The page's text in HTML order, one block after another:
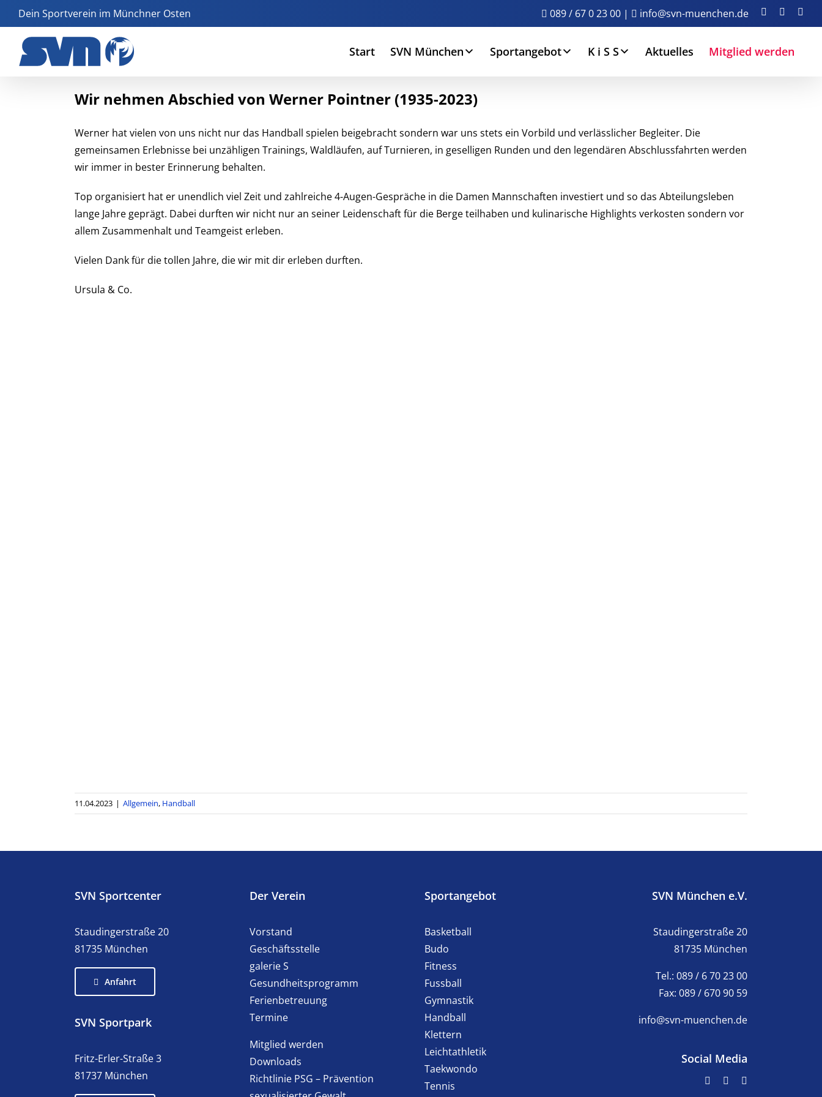
Zum
Inhalt
springen
Dein Sportverein im Münchner Osten 089 / 67 0 23 00 | info@svn-muenchen.de FacebookInstagram
Start SVN München Sportangebot K i S S Aktuelles Mitglied werden
Wir nehmen Abschied von Werner Pointner (1935-2023)
Werner hat vielen von uns nicht nur das Handball spielen beigebracht sondern war uns stets ein Vorbild und verlässlicher Begleiter. Die
gemeinsamen Erlebnisse bei unzähligen Trainings, Waldläufen, auf Turnieren, in geselligen Runden und den legendären Abschlussfahrten werden
wir immer in bester Erinnerung behalten.
Top organisiert hat er unendlich viel Zeit und zahlreiche 4-Augen-Gespräche in die Damen Mannschaften investiert und so das Abteilungsleben
lange Jahre geprägt. Dabei durften wir nicht nur an seiner Leidenschaft für die Berge teilhaben und kulinarische Highlights verkosten sondern vor
allem Zusammenhalt und Teamgeist erleben.
Vielen Dank für die tollen Jahre, die wir mit dir erleben durften.
Ursula & Co.
11.04.2023 | Allgemein, Handball
SVN Sportcenter
Staudingerstraße 20
81735 München
Anfahrt
SVN Sportpark
Fritz-Erler-Straße 3
81737 München
Der Verein
Vorstand
Geschäftsstelle
galerie S
Gesundheitsprogramm
Ferienbetreuung
Termine
Mitglied werden
Downloads
Richtlinie PSG – Prävention
Sportangebot
Basketball
Budo
Fitness
Fussball
Gymnastik
Handball
Klettern
Leichtathletik
Taekwondo
Tennis
SVN München e.V.
Staudingerstraße 20
81735 München
Tel.: 089 / 6 70 23 00
Fax: 089 / 670 90 59
info@svn-muenchen.de
Social Media